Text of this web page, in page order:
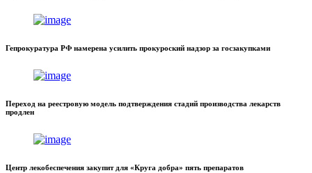
Гепрокуратура РФ намерена усилить прокуроский надзор за госзакупками
Переход на реестровую модель подтверждения стадий производства лекарств
продлен
Центр лекобеспечения закупит для «Круга добра» пять препаратов